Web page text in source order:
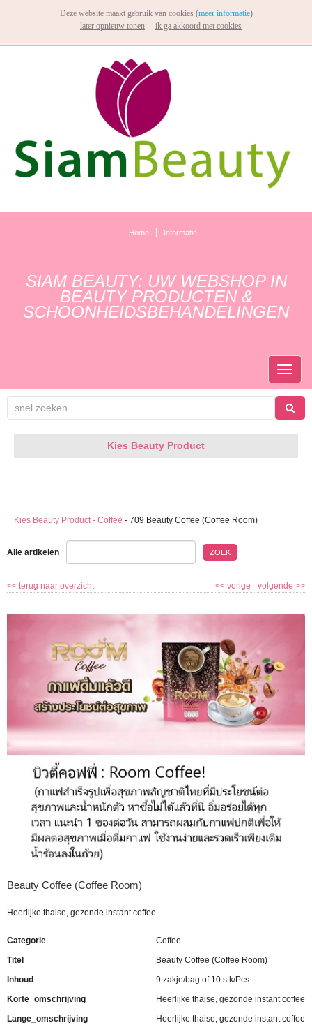
Home Informatie
SIAM BEAUTY: UW WEBSHOP IN
BEAUTY PRODUCTEN &
SCHOONHEIDSBEHANDELINGEN
Kies Beauty Product
Kies Beauty Product - Coffee - 709 Beauty Coffee (Coffee Room)
Alle artikelen ZOEK
<< terug naar overzicht volgende >>
<< vorige
Beauty Coffee (Coffee Room)
Heerlijke thaise, gezonde instant coffee
Categorie
Coffee
Titel
Beauty Coffee (Coffee Room)
Inhoud
9 zakje/bag of 10 stk/Pcs
Korte_omschrijving
Heerlijke thaise, gezonde instant coffee
Lange_omschrijving
Heerlijke thaise, gezonde instant coffee
Deze website maakt gebruik van cookies (meer informatie)
later opnieuw tonen
ik ga akkoord met cookies